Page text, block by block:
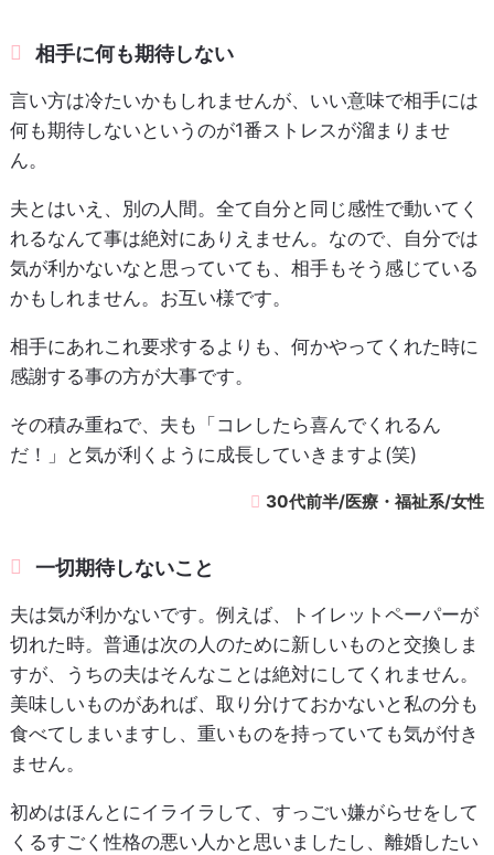
相手に何も期待しない
言い方は冷たいかもしれませんが、いい意味で相手には
何も期待しないというのが1番ストレスが溜まりませ
ん。
夫とはいえ、別の人間。全て自分と同じ感性で動いてく
れるなんて事は絶対にありえません。なので、自分では
気が利かないなと思っていても、相手もそう感じている
かもしれません。お互い様です。
相手にあれこれ要求するよりも、何かやってくれた時に
感謝する事の方が大事です。
その積み重ねで、夫も「コレしたら喜んでくれるん
だ！」と気が利くように成長していきますよ(笑)
30代前半/医療・福祉系/女性
一切期待しないこと
夫は気が利かないです。例えば、トイレットペーパーが
切れた時。普通は次の人のために新しいものと交換しま
すが、うちの夫はそんなことは絶対にしてくれません。
美味しいものがあれば、取り分けておかないと私の分も
食べてしまいますし、重いものを持っていても気が付き
ません。
初めはほんとにイライラして、すっごい嫌がらせをして
くるすごく性格の悪い人かと思いましたし、離婚したい